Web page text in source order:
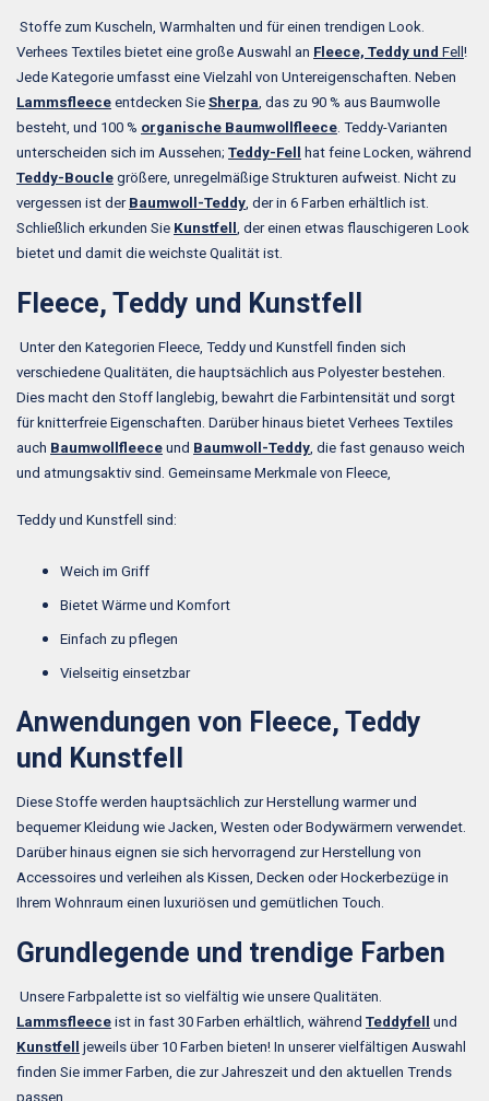
Stoffe zum Kuscheln, Warmhalten und für einen trendigen Look.
Verhees Textiles bietet eine große Auswahl an Fleece, Teddy und Fell !
Jede Kategorie umfasst eine Vielzahl von Untereigenschaften. Neben
Lammsfleece entdecken Sie Sherpa, das zu 90 % aus Baumwolle
besteht, und 100 % organische Baumwollfleece. Teddy-Varianten
unterscheiden sich im Aussehen; Teddy-Fell
hat feine Locken, während
Teddy-Boucle größere, unregelmäßige Strukturen aufweist. Nicht zu
vergessen ist der Baumwoll-Teddy, der in 6 Farben erhältlich ist.
Schließlich erkunden Sie Kunstfell , der einen etwas flauschigeren Look
bietet und damit die weichste Qualität ist.
Fleece, Teddy und Kunstfell
Unter den Kategorien Fleece, Teddy und Kunstfell finden sich
verschiedene Qualitäten, die hauptsächlich aus Polyester bestehen.
Dies macht den Stoff langlebig, bewahrt die Farbintensität und sorgt
für knitterfreie Eigenschaften. Darüber hinaus bietet Verhees Textiles
auch Baumwollfleece und Baumwoll-Teddy, die fast genauso weich
und atmungsaktiv sind. Gemeinsame Merkmale von Fleece,
Teddy und Kunstfell sind:
Weich im Griff
Bietet Wärme und Komfort
Einfach zu pflegen
Vielseitig einsetzbar
Anwendungen von Fleece, Teddy
und Kunstfell
Diese Stoffe werden hauptsächlich zur Herstellung warmer und
bequemer Kleidung wie Jacken, Westen oder Bodywärmern verwendet.
Darüber hinaus eignen sie sich hervorragend zur Herstellung von
Accessoires und verleihen als Kissen, Decken oder Hockerbezüge in
Ihrem Wohnraum einen luxuriösen und gemütlichen Touch.
Grundlegende und trendige Farben
Unsere Farbpalette ist so vielfältig wie unsere Qualitäten.
Lammsfleece ist in fast 30 Farben erhältlich, während Teddyfell
und
Kunstfell
jeweils über 10 Farben bieten! In unserer vielfältigen Auswahl
finden Sie immer Farben, die zur Jahreszeit und den aktuellen Trends
passen.